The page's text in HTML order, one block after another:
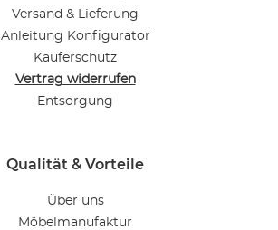
Versand & Lieferung
Anleitung Konfigurator
Käuferschutz
Vertrag widerrufen
Entsorgung
Qualität & Vorteile
Über uns
Möbelmanufaktur